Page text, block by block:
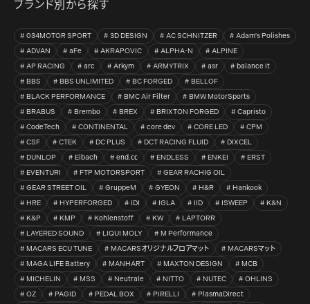
ブランド別から探す
034MOTOR SPORT 3D DESIGN AC SCHNITZER
Adam's Polishes
ADVAN
aFe AKRAPOVIC ALPHA-N
ALPINE
AP RACING
arc Arkym ARMYTRIX asr
balance it
BBS
BBS UNLIMITED BC FORGED
BELLOF
BLACK PERFORMANCE
BMC Air Filter
BMW MotorSports
BRABUS
Brembo BREX BRIXTON FORGED
Capristo
CodeTech
CONTINENTAL core dev CORE LED
CPM
CSF
CTEK DC PLUS DCT RACING FLUID
DIXCEL
DUNLOP
Eibach end.㏄ ENDLESS ENKEI
ERST
EVENTURI
FTP MOTORSPORT
GEAR RACHIG OIL
GEAR STREET OIL
GruppeM GYEON H&R
Hankook
HRE
HYPERFORGED IDI IGLA IID ISWEEP
K&N
K&P
KMP Kohlenstoff KW
LAPTORR
LAYERED SOUND
LIQUI MOLY
M Performance
MACARS ECU TUNE
MACARSオリジナルフロアマット
MACARSマット
MAGA LIFE Battery
MANHART MAXTON DESIGN
MCB
MICHELIN
MSS Neutrale NITTO NUTEC
OHLINS
OZ
PAGID PEDAL BOX PIRELLI
PlasmaDirect